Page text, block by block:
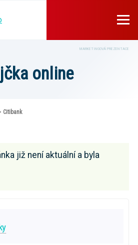
MARKETINGOVÁ PREZENTACE
online
Citibank
již není aktuální a byla